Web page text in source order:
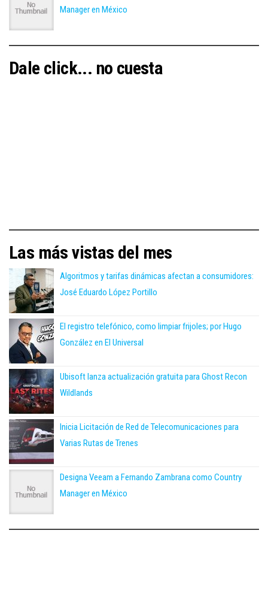
Manager en México
Dale click... no cuesta
Las más vistas del mes
Algoritmos y tarifas dinámicas afectan a consumidores:
José Eduardo López Portillo
El registro telefónico, como limpiar frijoles; por Hugo
González en El Universal
Ubisoft lanza actualización gratuita para Ghost Recon
Wildlands
Inicia Licitación de Red de Telecomunicaciones para
Varias Rutas de Trenes
Designa Veeam a Fernando Zambrana como Country
Manager en México